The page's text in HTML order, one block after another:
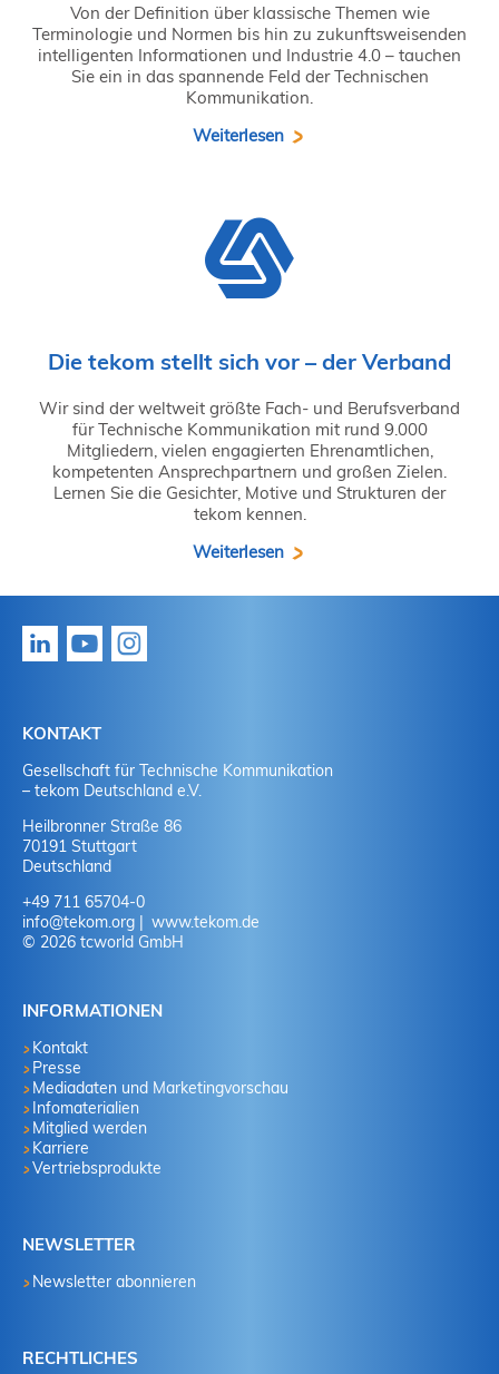
Von der Definition über klassische Themen wie
Terminologie und Normen bis hin zu zukunftsweisenden
intelligenten Informationen und Industrie 4.0 – tauchen
Sie ein in das spannende Feld der Technischen
Kommunikation.
Weiterlesen
Die tekom stellt sich vor – der Verband
Wir sind der weltweit größte Fach- und Berufsverband
für Technische Kommunikation mit rund 9.000
Mitgliedern, vielen engagierten Ehrenamtlichen,
kompetenten Ansprechpartnern und großen Zielen.
Lernen Sie die Gesichter, Motive und Strukturen der
tekom kennen.
Weiterlesen
KONTAKT
Gesellschaft für Technische Kommunikation
– tekom Deutschland e.V.
Heilbronner Straße 86
70191 Stuttgart
Deutschland
+49 711 65704-0
info@tekom.org
www.tekom.de
© 2026 tcworld GmbH
INFORMATIONEN
Kontakt
Presse
Mediadaten und Marketingvorschau
Infomaterialien
Mitglied werden
Karriere
Vertriebsprodukte
NEWSLETTER
Newsletter abonnieren
RECHTLICHES